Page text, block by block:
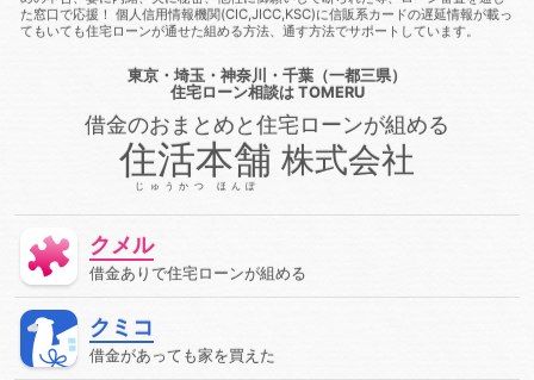
借金があっても審査に通る
借金があっても審査に通る
借金
があっても審査に通る方法
借金があっても組む方法
借金が
借金があっても通る
借金があっても通る方
借金があってローンに通る
借金があってローン審査に通
借金があってローン審査に通る方法
借金があって住宅ロ
ーンに通る
借金があって住宅ローンに通る方法
借金があっ
て住宅ローン審査に通る
借金があって住宅ローン審査に通る方
借金があって審査に通る
借金があって審査に通る方法
借金があって通る
停止条件
書遺言
公示価格
便
再生 再調達価額 出納
利率
制度 労災保険 動産
厚生年金保険
収益還元法
取引
意解除
合筆登記 同時履行
利
国民年金 土地 売買
た窓口で応援！ 個人信用情報機関(CIC,JICC,KSC)に信販系カードの遅延情報が載っ
てもいても住宅ローンが通せた組める方法、通す方法でサポートしています。
東京・埼玉・神奈川・千葉（一都三県）
住宅ローン相談は TOMERU
借金のおまとめと住宅ローンが組める
住活本舗
じゅうかつ ほんぽ
株式会社
クメル
借金ありで住宅ローンが組める
クミコ
借金があっても家を買えた